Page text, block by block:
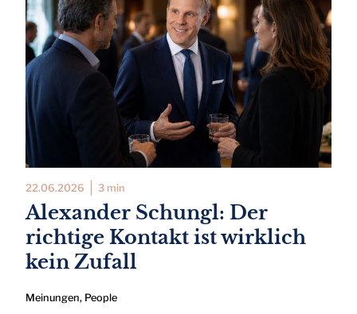
22.06.2026 3 min
Alexander Schungl: Der
richtige Kontakt ist wirklich
kein Zufall
Meinungen, People